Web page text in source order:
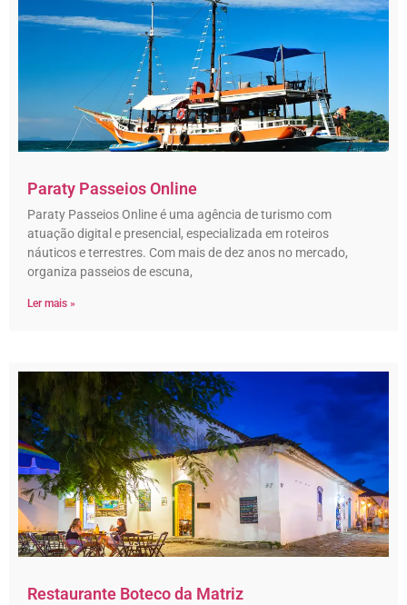
Paraty Passeios Online
Paraty Passeios Online é uma agência de turismo com
atuação digital e presencial, especializada em roteiros
náuticos e terrestres. Com mais de dez anos no mercado,
organiza passeios de escuna,
Ler mais »
Restaurante Boteco da Matriz